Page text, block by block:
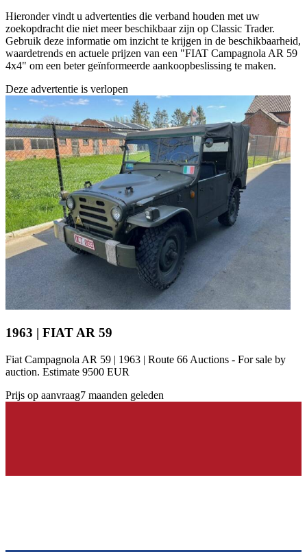
Hieronder vindt u advertenties die verband houden met uw
zoekopdracht die niet meer beschikbaar zijn op Classic Trader.
Gebruik deze informatie om inzicht te krijgen in de beschikbaarheid,
waardetrends en actuele prijzen van een "FIAT Campagnola AR 59
4x4" om een beter geïnformeerde aankoopbeslissing te maken.
Deze advertentie is verlopen
1963 | FIAT AR 59
Fiat Campagnola AR 59 | 1963 | Route 66 Auctions - For sale by
auction. Estimate 9500 EUR
Prijs op aanvraag7 maanden geleden